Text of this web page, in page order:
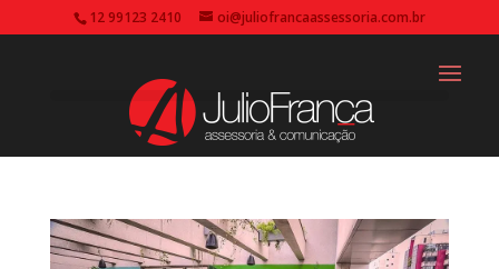
12 99123 2410 oi@juliofrancaassessoria.com.br